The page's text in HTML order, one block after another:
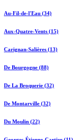
Au-Fil-de-l'Eau (34)
Aux-Quatre-Vents (15)
Carignan-Salières (13)
De Bourgogne (88)
De La Broquerie (32)
De Montarville (32)
Du Moulin (22)